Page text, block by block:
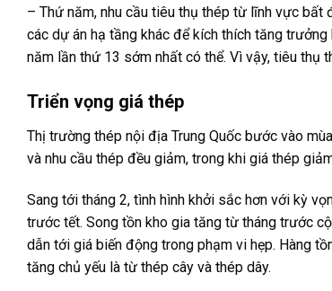
– Thứ năm, nhu cầu tiêu thụ thép từ lĩnh vực
các dự án hạ tầng khác để kích thích tăng
năm lần thứ 13 sớm nhất có thể. Vì vậy, tiêu thụ
Triển vọng giá thép
Thị trường thép nội địa Trung Quốc bước vào
và nhu cầu thép đều giảm, trong khi giá thép
Sang tới tháng 2, tình hình khởi sắc hơn với kỳ
trước tết. Song tồn kho gia tăng từ tháng trước
dẫn tới giá biến động trong phạm vi hẹp. Hàng
tăng chủ yếu là từ thép cây và thép dây.